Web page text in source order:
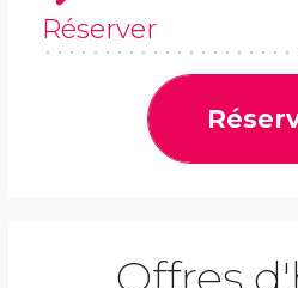
Réserver
Offres